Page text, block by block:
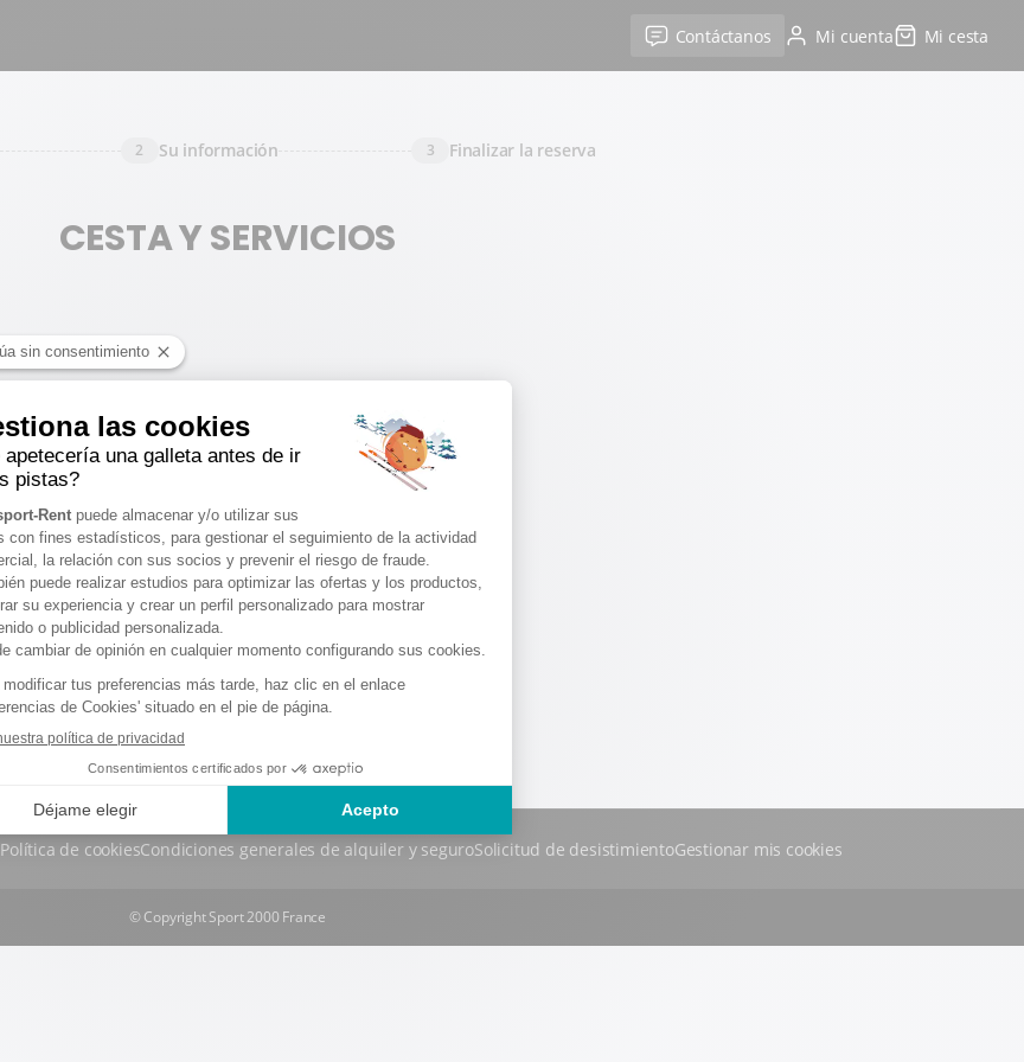
Contáctanos Mi cuenta Mi cesta
2 Su información 3 Finalizar la reserva
CESTA Y SERVICIOS
No ha indicado su estancia...
SELECCIONAR MI ESTANCIA
Política de cookiesCondiciones generales de alquiler y seguroSolicitud de desistimientoGestionar mis cookies
© Copyright Sport 2000 France